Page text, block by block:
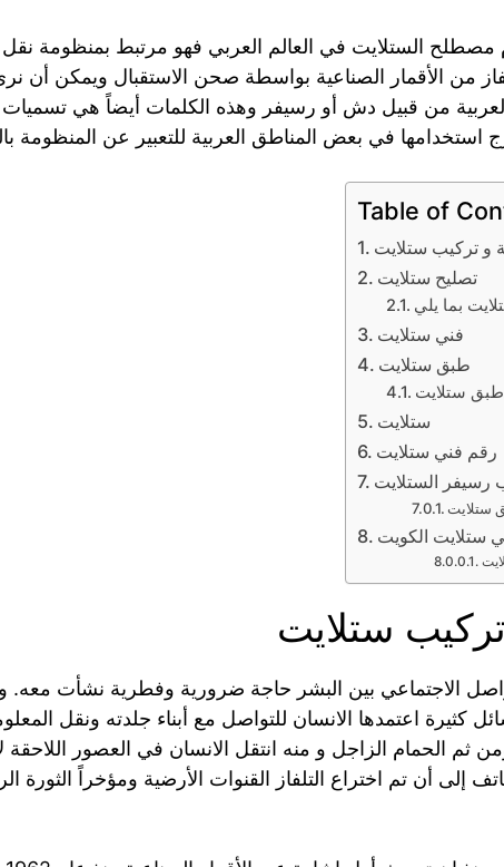
مصطلح الستلايت في العالم العربي فهو مرتبط بمنظومة نقل
من الأقمار الصناعية بواسطة صحن الاستقبال ويمكن أن
من قبيل دش أو رسيفر وهذه الكلمات أيضاً هي تسميات
استخدامها في بعض المناطق العربية للتعبير عن المنظومة
Table of
و تركيب ستلايت
تصليح ستلايت
فني ستلايت
طبق ستلايت
طبق ستلايت
ستلايت
رقم فني ستلايت
رسيفر الستلايت
ستلايت
ستلايت الكويت
ستلايت
الاجتماعي بين البشر حاجة ضرورية وفطرية نشأت
كثيرة اعتمدها الانسان للتواصل مع أبناء جلدته ونقل
ثم الحمام الزاجل و منه انتقل الانسان في العصور اللاحقة
إلى أن تم اختراع التلفاز القنوات الأرضية ومؤخراً الثورة